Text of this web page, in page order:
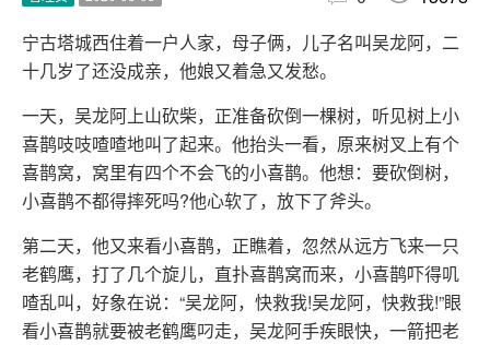
宁古塔城西住着一户人家，母子俩，儿子名叫吴龙阿，二
十几岁了还没成亲，他娘又着急又发愁。
一天，吴龙阿上山砍柴，正准备砍倒一棵树，听见树上小
喜鹊吱吱喳喳地叫了起来。他抬头一看，原来树叉上有个
喜鹊窝，窝里有四个不会飞的小喜鹊。他想：要砍倒树，
小喜鹊不都得摔死吗?他心软了，放下了斧头。
第二天，他又来看小喜鹊，正瞧着，忽然从远方飞来一只
老鹤鹰，打了几个旋儿，直扑喜鹊窝而来，小喜鹊吓得叽
喳乱叫，好象在说：“吴龙阿，快救我!吴龙阿，快救我!”眼
看小喜鹊就要被老鹤鹰叼走，吴龙阿手疾眼快，一箭把老